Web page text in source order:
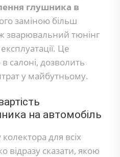
глушника в
заміною більш
зварювальний тюнінг
Це
салоні, дозволить
у майбутньому.
на автомобіль
для всіх
відразу сказати, якою